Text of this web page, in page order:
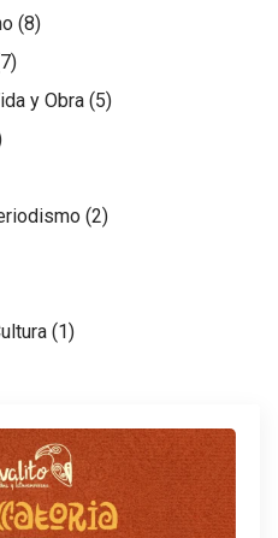
(8)
y Obra (5)
(2)
(1)